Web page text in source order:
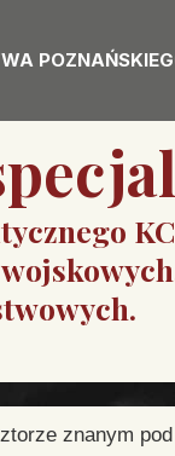
znanym